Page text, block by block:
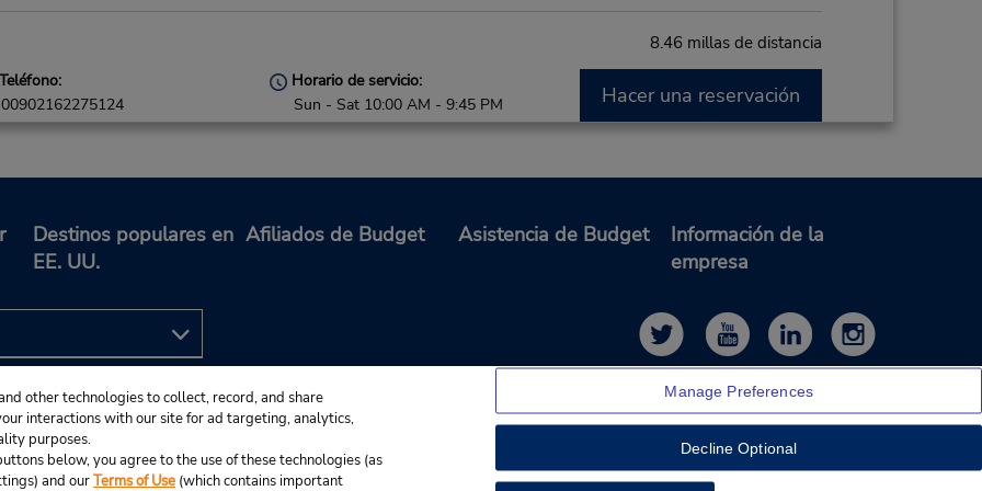
8.46 millas de distancia
Teléfono:
00902162275124
Horario de servicio:
Sun - Sat 10:00 AM - 9:45 PM
Hacer una reservación
12.64 millas de distancia
Teléfono:
22.81 millas de distancia
00905498231946
Horario de servicio:
Sun - Sat 9:00 AM - 8:45 PM
Hacer una reservación
Destinos populares en
EE. UU.
Afiliados de Budget Asistencia de Budget
Información de la
empresa
other technologies to collect, record, and share
interactions with our site for ad targeting, analytics,
purposes.
below, you agree to the use of these technologies (as
and ourTerms of Use (which contains important
Manage Preferences
Decline Optional